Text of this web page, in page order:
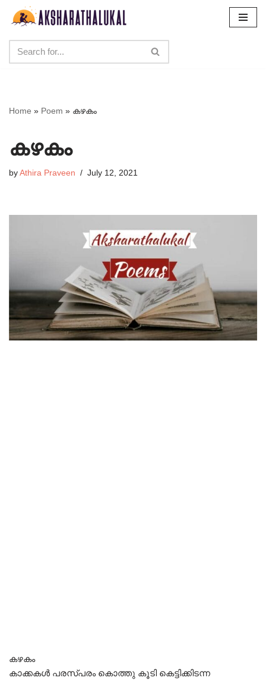
content
Home » Poem » കഴകം
കഴകം
by Athira Praveen July 12, 2021
കഴകം
കാക്കകൾ പരസ്പരം കൊത്തു കൂടി കെട്ടിക്കിടന്ന